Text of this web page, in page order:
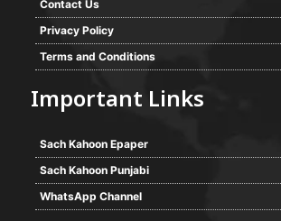
Contact Us
Privacy Policy
Terms and Conditions
Important Links
Sach Kahoon Epaper
Sach Kahoon Punjabi
WhatsApp Channel